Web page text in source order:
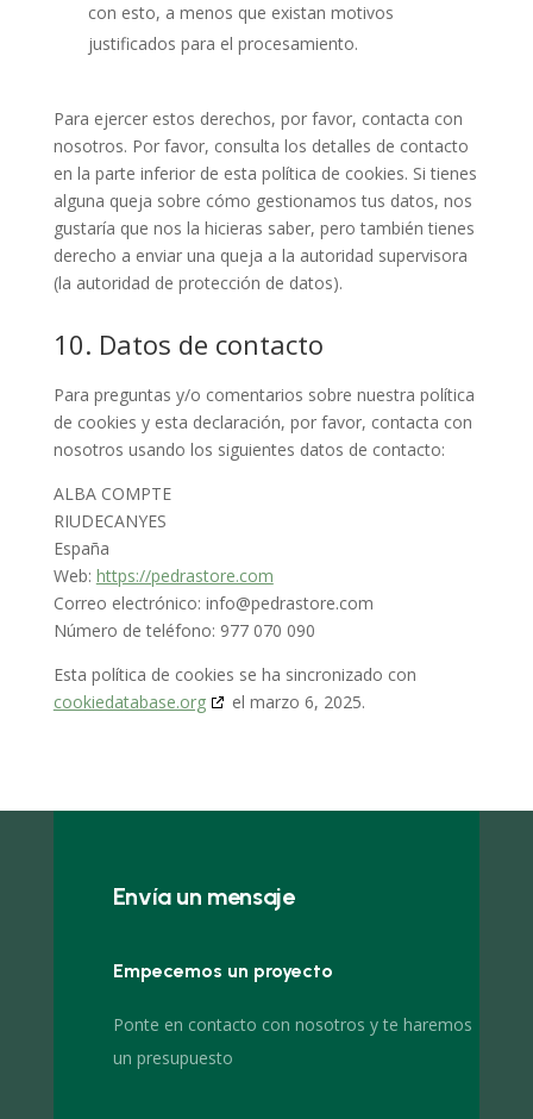
con esto, a menos que existan motivos
justificados para el procesamiento.
Para ejercer estos derechos, por favor, contacta con
nosotros. Por favor, consulta los detalles de contacto
en la parte inferior de esta política de cookies. Si tienes
alguna queja sobre cómo gestionamos tus datos, nos
gustaría que nos la hicieras saber, pero también tienes
derecho a enviar una queja a la autoridad supervisora
(la autoridad de protección de datos).
10. Datos de contacto
Para preguntas y/o comentarios sobre nuestra política
de cookies y esta declaración, por favor, contacta con
nosotros usando los siguientes datos de contacto:
ALBA COMPTE
RIUDECANYES
España
Web: https://pedrastore.com
Correo electrónico: info@pedrastore.com
Número de teléfono: 977 070 090
Esta política de cookies se ha sincronizado con
cookiedatabase.org
el marzo 6, 2025.
Envía un mensaje
Empecemos un proyecto
Ponte en contacto con nosotros y te haremos
un presupuesto